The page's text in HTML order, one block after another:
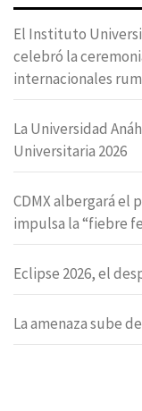
El Instituto
celebró la
internacionales
La Universidad
Universitaria 2026
CDMX albergará el
impulsa la “fiebre
Eclipse 2026, el
La amenaza sube